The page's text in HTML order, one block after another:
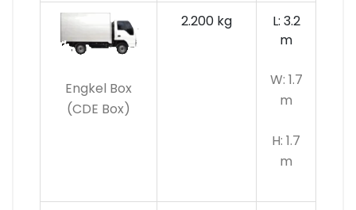
Engkel Box
(CDE Box)
2.200 kg
L: 3.2
m
W: 1.7
m
H: 1.7
m